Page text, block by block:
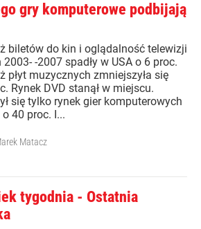
gry komputerowe podbijają
biletów do kin i oglądalność telewizji
-2007 spadły w USA o 6 proc.
płyt muzycznych zmniejszyła się
Rynek DVD stanął w miejscu.
się tylko rynek gier komputerowych
40 proc. I...
Matacz
tygodnia - Ostatnia